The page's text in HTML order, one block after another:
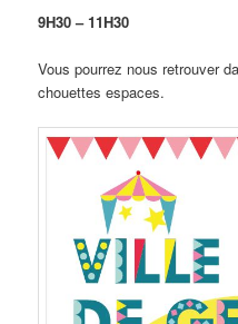
9H30 – 11H30
Vous pourrez nous retrouver
chouettes espaces.